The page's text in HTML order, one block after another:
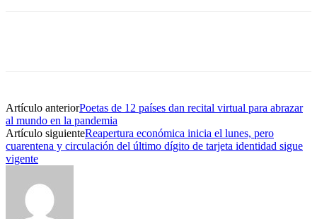
Artículo anteriorPoetas de 12 países dan recital virtual para abrazar
al mundo en la pandemia
Artículo siguienteReapertura económica inicia el lunes, pero
cuarentena y circulación del último dígito de tarjeta identidad sigue
vigente